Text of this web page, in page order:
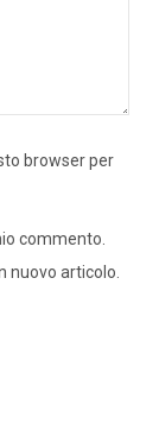
browser per
commento.
nuovo articolo.